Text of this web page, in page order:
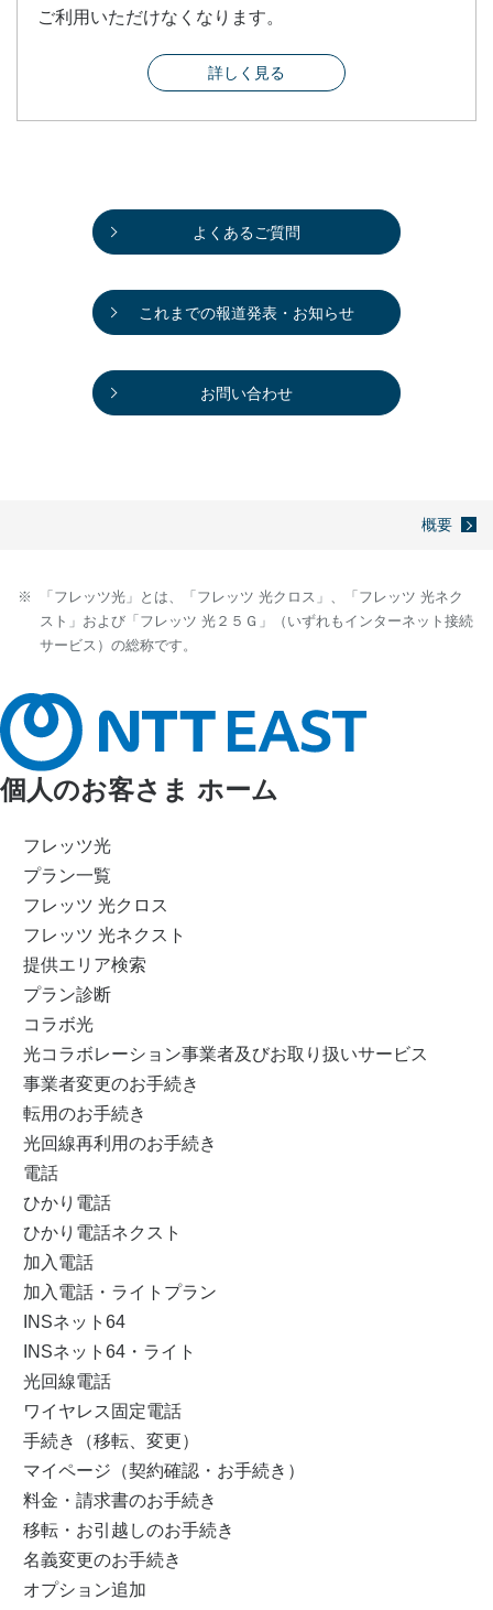
ご利用いただけなくなります。
詳しく見る
よくあるご質問
これまでの報道発表・お知らせ
お問い合わせ
概要
「フレッツ光」とは、「フレッツ 光クロス」、「フレッツ 光ネク
スト」および「フレッツ 光２５Ｇ」（いずれもインターネット接続
サービス）の総称です。
個人のお客さま ホーム
フレッツ光
プラン一覧
フレッツ 光クロス
フレッツ 光ネクスト
提供エリア検索
プラン診断
コラボ光
光コラボレーション事業者及びお取り扱いサービス
事業者変更のお手続き
転用のお手続き
光回線再利用のお手続き
電話
ひかり電話
ひかり電話ネクスト
加入電話
加入電話・ライトプラン
INSネット64
INSネット64・ライト
光回線電話
ワイヤレス固定電話
手続き（移転、変更）
マイページ（契約確認・お手続き）
料金・請求書のお手続き
移転・お引越しのお手続き
名義変更のお手続き
オプション追加